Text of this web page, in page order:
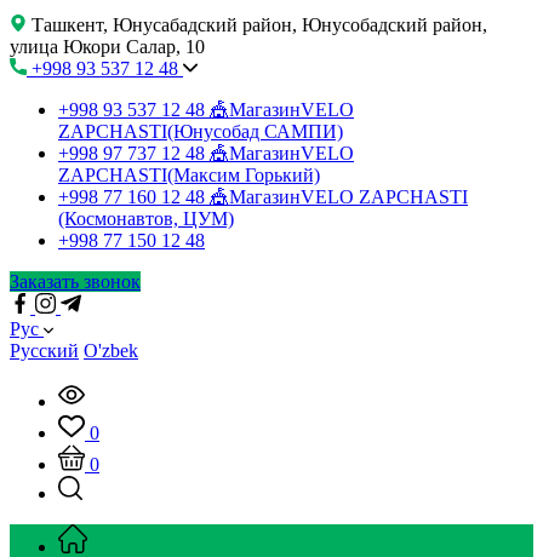
Ташкент, Юнусабадский район, Юнусобадский район,
улица Юкори Салар, 10
+998 93 537 12 48
+998 93 537 12 48 🎪МагазинVELO
ZAPCHASTI(Юнусобад САМПИ)
+998 97 737 12 48 🎪МагазинVELO
ZAPCHASTI(Максим Горький)
+998 77 160 12 48 🎪МагазинVELO ZAPCHASTI
(Космонавтов, ЦУМ)
+998 77 150 12 48
Заказать звонок
Рус
Русский O'zbek
0
0